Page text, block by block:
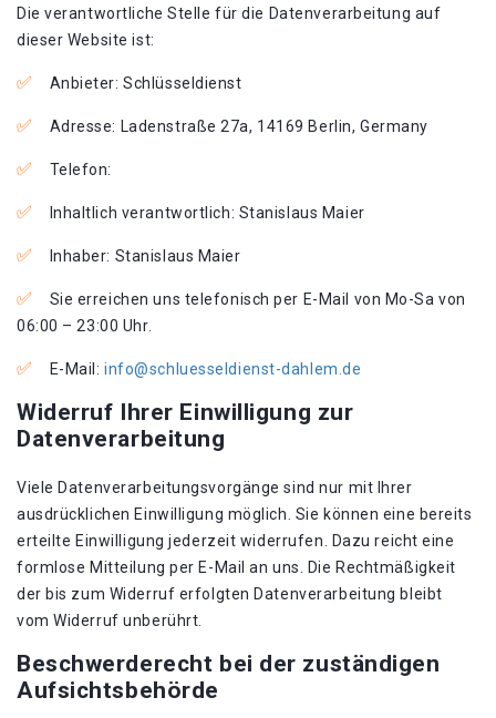
Die verantwortliche Stelle für die Datenverarbeitung auf
dieser Website ist:
Anbieter: Schlüsseldienst
Adresse: Ladenstraße 27a, 14169 Berlin, Germany
Telefon:
Inhaltlich verantwortlich: Stanislaus Maier
Inhaber: Stanislaus Maier
Sie erreichen uns telefonisch per E-Mail von Mo-Sa von
06:00 – 23:00 Uhr.
E-Mail:info@schluesseldienst-dahlem.de
Widerruf Ihrer Einwilligung zur
Datenverarbeitung
Viele Datenverarbeitungsvorgänge sind nur mit Ihrer
ausdrücklichen Einwilligung möglich. Sie können eine bereits
erteilte Einwilligung jederzeit widerrufen. Dazu reicht eine
formlose Mitteilung per E-Mail an uns. Die Rechtmäßigkeit
der bis zum Widerruf erfolgten Datenverarbeitung bleibt
vom Widerruf unberührt.
Beschwerderecht bei der zuständigen
Aufsichtsbehörde